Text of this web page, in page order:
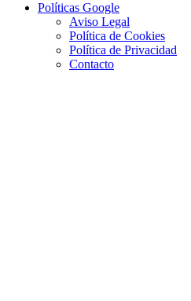
Políticas Google
Aviso Legal
Política de Cookies
Política de Privacidad
Contacto